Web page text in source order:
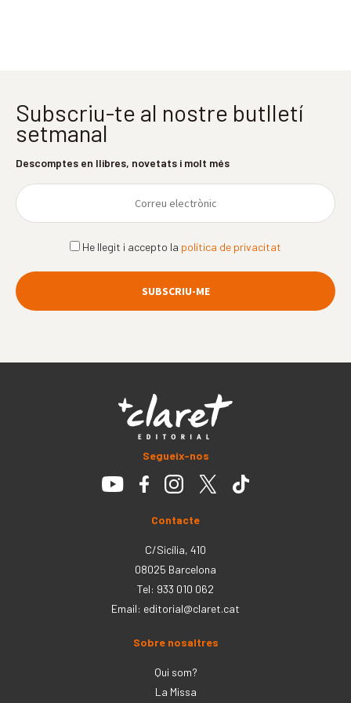
Subscriu-te al nostre butlletí
setmanal
Descomptes en llibres, novetats i molt més
He llegit i accepto la política de privacitat
Segueix-nos
Contacte
C/Sicília, 410
08025 Barcelona
Tel: 933 010 062
Email: editorial@claret.cat
Sobre nosaltres
Qui som?
La Missa